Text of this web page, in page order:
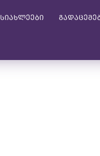
სიახლეები